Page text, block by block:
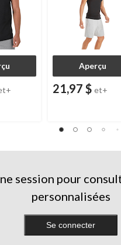
Aperçu
21,97 $ et+
session pour
personnalisées
Se connecter